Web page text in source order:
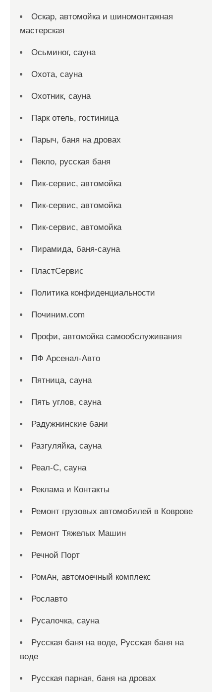
Оскар, автомойка и шиномонтажная
мастерская
Осьминог, сауна
Охота, сауна
Охотник, сауна
Парк отель, гостиница
Парыч, баня на дровах
Пекло, русская баня
Пик-сервис, автомойка
Пик-сервис, автомойка
Пик-сервис, автомойка
Пирамида, баня-сауна
ПластСервис
Политика конфиденциальности
Починим.com
Профи, автомойка самообслуживания
ПФ Арсенал-Авто
Пятница, сауна
Пять углов, сауна
Радужнинские бани
Разгуляйка, сауна
Реал-С, сауна
Реклама и Контакты
Ремонт грузовых автомобилей в Коврове
Ремонт Тяжелых Машин
Речной Порт
РомАн, автомоечный комплекс
Рославто
Русалочка, сауна
Русская баня на воде, Русская баня на
воде
Русская парная, баня на дровах